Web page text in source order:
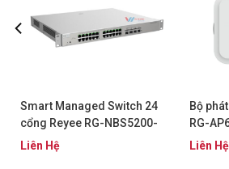
Smart Managed Switch 24
cổng Reyee RG-NBS5200-
24GT4XS-P
Liên Hệ
Bộ
RG-
Liên Hệ